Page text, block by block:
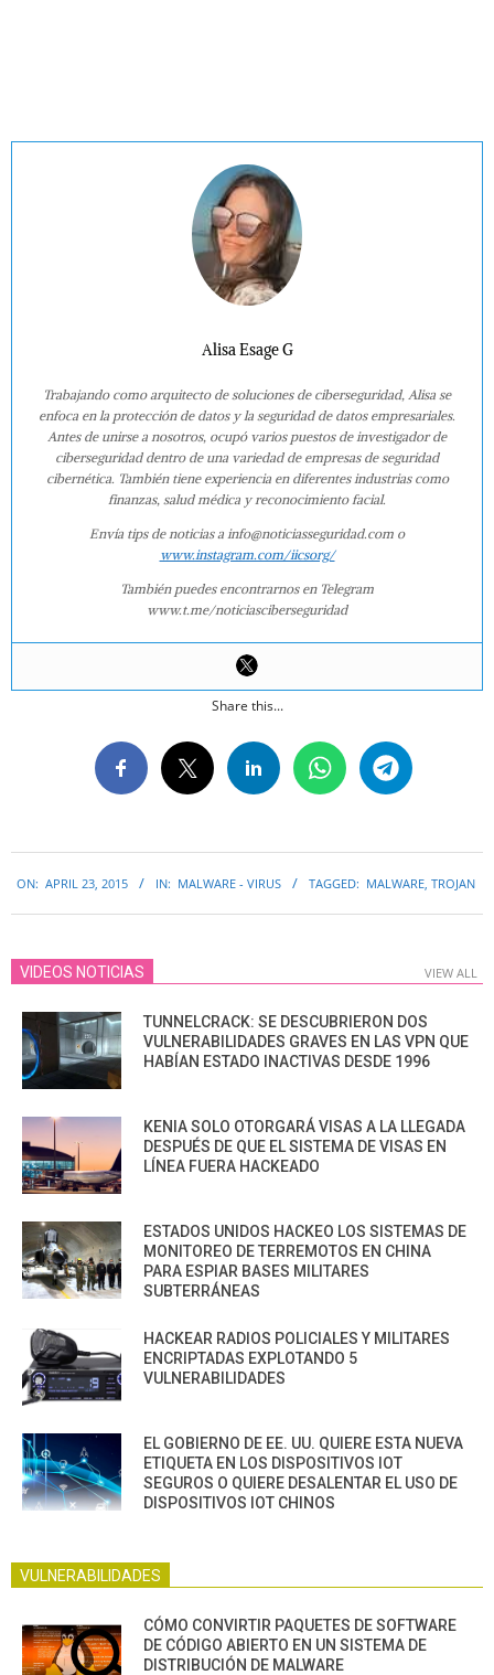
Alisa Esage G
Trabajando como arquitecto de soluciones de ciberseguridad, Alisa se
enfoca en la protección de datos y la seguridad de datos empresariales.
Antes de unirse a nosotros, ocupó varios puestos de investigador de
ciberseguridad dentro de una variedad de empresas de seguridad
cibernética. También tiene experiencia en diferentes industrias como
finanzas, salud médica y reconocimiento facial.
Envía tips de noticias a info@noticiasseguridad.com o
www.instagram.com/iicsorg/
También puedes encontrarnos en Telegram
www.t.me/noticiasciberseguridad
Share this...
04-
23
ON: APRIL 23, 2015 IN: MALWARE - VIRUS TAGGED: MALWARE, TROJAN
VIDEOS NOTICIAS VIEW ALL
TUNNELCRACK: SE DESCUBRIERON DOS
VULNERABILIDADES GRAVES EN LAS VPN QUE
HABÍAN ESTADO INACTIVAS DESDE 1996
KENIA SOLO OTORGARÁ VISAS A LA LLEGADA
DESPUÉS DE QUE EL SISTEMA DE VISAS EN
LÍNEA FUERA HACKEADO
ESTADOS UNIDOS HACKEO LOS SISTEMAS DE
MONITOREO DE TERREMOTOS EN CHINA
PARA ESPIAR BASES MILITARES
SUBTERRÁNEAS
HACKEAR RADIOS POLICIALES Y MILITARES
ENCRIPTADAS EXPLOTANDO 5
VULNERABILIDADES
EL GOBIERNO DE EE. UU. QUIERE ESTA NUEVA
ETIQUETA EN LOS DISPOSITIVOS IOT
SEGUROS O QUIERE DESALENTAR EL USO DE
DISPOSITIVOS IOT CHINOS
VULNERABILIDADES
CÓMO CONVIRTIR PAQUETES DE SOFTWARE
DE CÓDIGO ABIERTO EN UN SISTEMA DE
DISTRIBUCIÓN DE MALWARE